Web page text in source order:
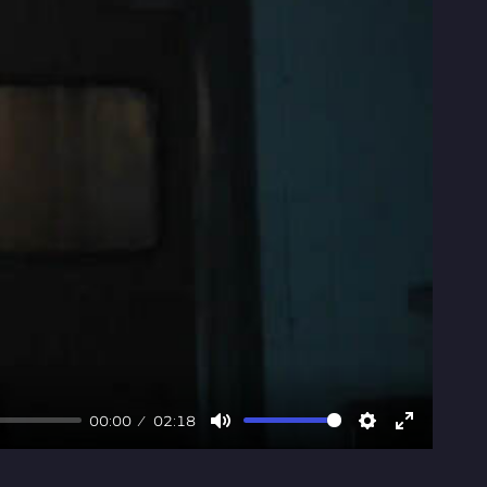
00:00 02:18
Mute Settings
Enter